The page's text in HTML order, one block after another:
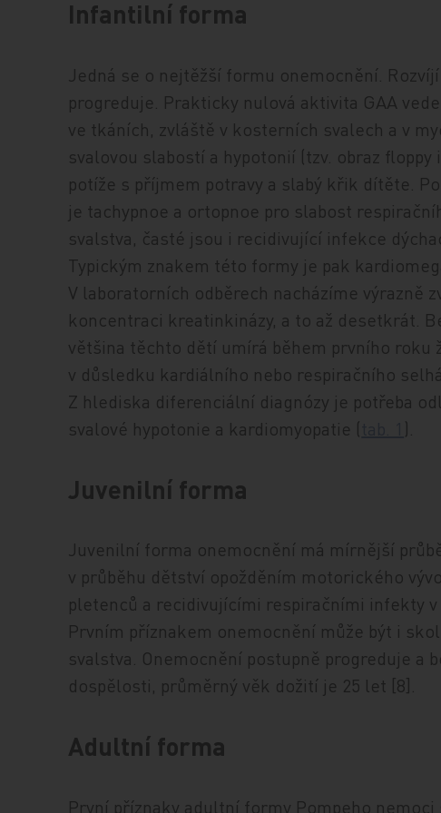
Infantilní forma
Jedná se o nejtěžší formu onemocnění.
progreduje. Prakticky nulová aktivita GAA
ve tkáních, zvláště v kosterních svalech a v
svalovou slabostí a hypotonií (tzv. obraz
potíže s příjmem potravy a slabý křik dítěte.
je tachypnoe a ortopnoe pro slabost
svalstva, časté jsou i recidivující infekce
Typickým znakem této formy je pak
V laboratorních odběrech nacházíme výrazně
koncentraci kreatinkinázy, a to až desetkrát.
většina těchto dětí umírá během prvního roku
v důsledku kardiálního nebo respiračního
Z hlediska diferenciální diagnózy je potřeba
svalové hypotonie a kardiomyopatie (
).
Juvenilní forma
Juvenilní forma onemocnění má mírnější
v průběhu dětství opožděním motorického
pletenců a recidivujícími respiračními infekty
Prvním příznakem onemocnění může být i
svalstva. Onemocnění postupně progreduje a
dospělosti, průměrný věk dožití je 25 let [8].
Adultní forma
První příznaky adultní formy Pompeho